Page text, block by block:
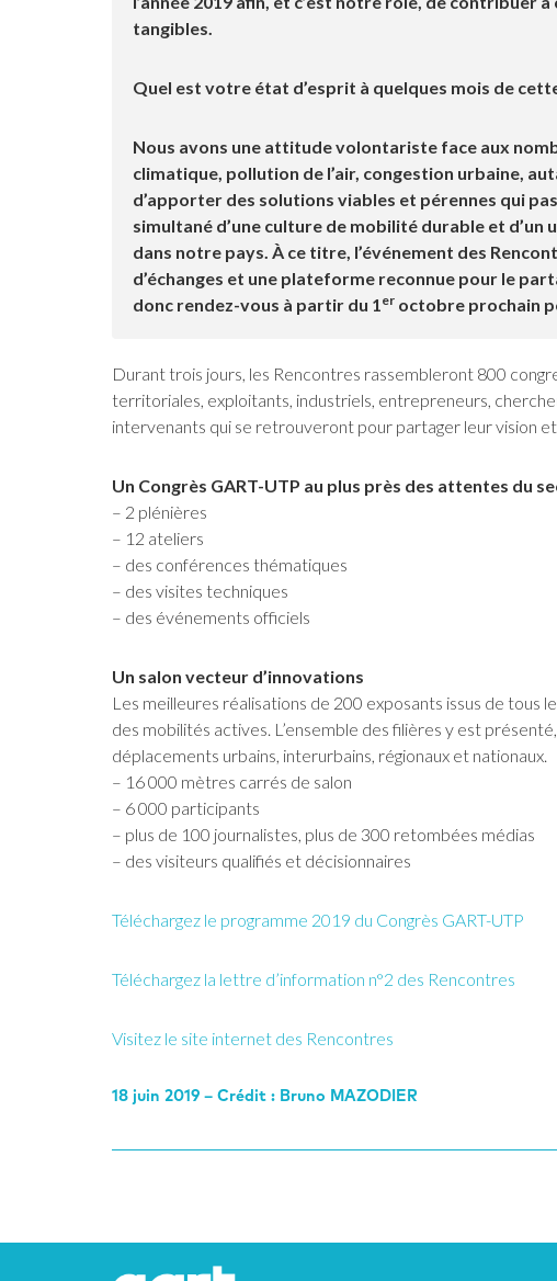
tangibles.
Quel est votre état d’esprit à quelques mois de
Nous avons une attitude volontariste face aux
climatique, pollution de l’air, congestion urbaine,
d’apporter des solutions viables et pérennes qui
simultané d’une culture de mobilité durable et
dans notre pays. À ce titre, l’événement des
d’échanges et une plateforme reconnue pour le
donc rendez-vous à partir du 1er octobre prochain
Durant trois jours, les Rencontres rassembleront 800
territoriales, exploitants, industriels, entrepreneurs,
intervenants qui se retrouveront pour partager leur vision
Un Congrès GART-UTP au plus près des attentes du
– 2 plénières
– 12 ateliers
– des conférences thématiques
– des visites techniques
– des événements officiels
Un salon vecteur d’innovations
Les meilleures réalisations de 200 exposants issus de
des mobilités actives. L’ensemble des filières y est
déplacements urbains, interurbains, régionaux et nationaux.
– 16 000 mètres carrés de salon
– 6 000 participants
– plus de 100 journalistes, plus de 300 retombées médias
– des visiteurs qualifiés et décisionnaires
Téléchargez le programme 2019 du Congrès GART-UTP
Téléchargez la lettre d’information n°2 des Rencontres
Visitez le site internet des Rencontres
18 juin 2019 – Crédit : Bruno MAZODIER